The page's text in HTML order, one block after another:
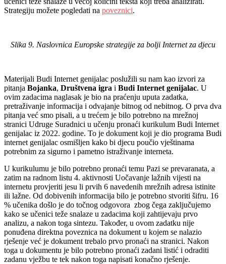
Strategiju možete pogledati na poveznici.
Slika 9. Naslovnica Europske strategije za bolji Internet za djecu
Materijali Budi Internet genijalac poslužili su nam kao izvori za
pitanja Bojanka, Društvena igra i Budi Internet genijalac. U
ovim zadacima naglasak je bio na praćenju uputa zadatka,
pretraživanje informacija i odvajanje bitnog od nebitnog. O prva dva
pitanja već smo pisali, a u trećem je bilo potrebno na mrežnoj
stranici Udruge Suradnici u učenju pronaći kurikulum Budi Internet
genijalac iz 2022. godine. To je dokument koji je dio programa Budi
internet genijalac osmišljen kako bi djecu poučio vještinama
potrebnim za sigurno i pametno istraživanje interneta.
U kurikulumu je bilo potrebno pronaći temu Pazi se prevaranata, a
zatim na radnom listu 4. aktivnosti Uočavanje lažnih vijesti na
internetu provjeriti jesu li prvih 6 navedenih mrežnih adresa istinite
ili lažne. Od dobivenih informacija bilo je potrebno stvoriti šifru. 16
% učenika došlo je do točnog odgovora zbog čega zaključujemo
kako se učenici teže snalaze u zadacima koji zahtijevaju prvo
analizu, a nakon toga sintezu. Također, u ovom zadatku nije
ponuđena direktna poveznica na dokument u kojem se nalazio
rješenje već je dokument trebalo prvo pronaći na stranici. Nakon
toga u dokumentu je bilo potrebno pronaći zadani listić i odraditi
zadanu vježbu te tek nakon toga napisati konačno rješenje.